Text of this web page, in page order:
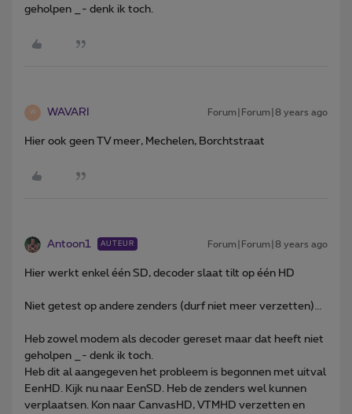
geholpen _- denk ik toch.
W WAVARI Forum|Forum|8 years ago
Hier ook geen TV meer, Mechelen, Borchtstraat
Antoon1 AUTEUR Forum|Forum|8 years ago
Hier werkt enkel één SD, decoder slaat tilt op één HD
Niet getest op andere zenders (durf niet meer verzetten)...
Heb zowel modem als decoder gereset maar dat heeft niet
geholpen _- denk ik toch.
Heb dit al aangegeven het probleem is begonnen met uitval
EenHD. Kijk nu naar EenSD. Heb de zenders wel kunnen
verplaatsen. Kon naar CanvasHD, VTMHD verzetten en